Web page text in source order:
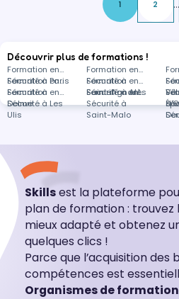
1 2 ...
Découvrir plus de formations !
Formation en
Sécurité à Paris
Formation en
Sécurité à
Saint-Agnant
Formation en
Sécurité à
Delme
Formation en
Sécurité à Alès
Formation en
Sécurité à Les
Ulis
Formation en
Sécurité à
Saint-Malo
Skillsest la plateforme
plan de formation :
mieux adapté et obtenez
quelques clics !
Parce que l’acquisition des
compétences est
Organismes de